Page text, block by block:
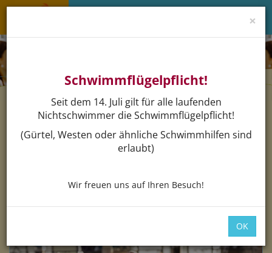
Buchen
×
Schwimmflügelpflicht!
Seit dem 14. Juli gilt für alle laufenden
Nichtschwimmer die Schwimmflügelpflicht!
(Gürtel, Westen oder ähnliche Schwimmhilfen sind
erlaubt)
Wir freuen uns auf Ihren Besuch!
OK